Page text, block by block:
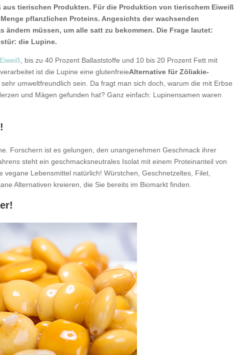
tierischen Produkten. Für die Produktion von tierischem Eiweiß
pflanzlichen Proteins. Angesichts der wachsenden
müssen, um alle satt zu bekommen. Die Frage lautet:
die Lupine.
Eiweiß , bis zu 40 Prozent Ballaststoffe und 10 bis 20 Prozent Fett mit
ist die Lupine eine glutenfreieAlternative für Zöliakie-
umweltfreundlich sein. Da fragt man sich doch, warum die mit Erbse
und Mägen gefunden hat? Ganz einfach: Lupinensamen waren
Forschern ist es gelungen, den unangenehmen Geschmack ihrer
steht ein geschmacksneutrales Isolat mit einem Proteinanteil von
Lebensmittel natürlich! Würstchen, Geschnetzeltes, Filet,
Alternativen kreieren, die Sie bereits im Biomarkt finden.